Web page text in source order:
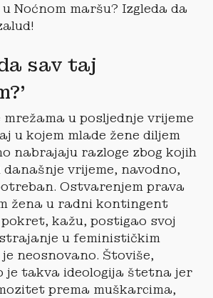
Noćnom maršu? Izgleda da
sav taj
u posljednje vrijeme
u kojem mlade žene diljem
nabrajaju razloge zbog kojih
vrijeme, navodno,
Ostvarenjem prava
žena u radni kontingent
kažu, postigao svoj
u feminističkim
neosnovano. Štoviše,
je takva ideologija štetna jer
prema muškarcima,